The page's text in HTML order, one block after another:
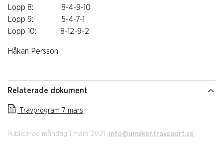
Lopp 8: 8-4-9-10
Lopp 9: 5-4-7-1
Lopp 10: 8-12-9-2
Håkan Persson
Relaterade dokument
Travprogram 7 mars
Publicerad måndag 1 mars 2021. info@umaker.travsport.se